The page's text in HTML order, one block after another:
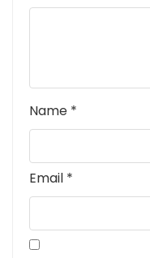
Name *
Email *